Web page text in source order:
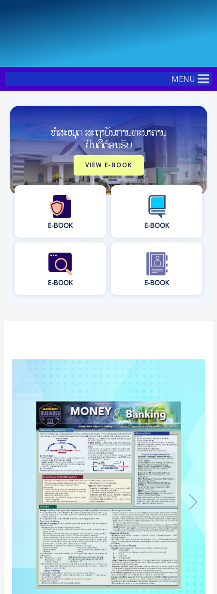
MENU
ຫໍສະໝຸດ ສະຖາບັນການທະນາຄານ
ຍິນດີຕ້ອນຮັບ
VIEW E-BOOK
E-BOOK E-BOOK
E-BOOK E-BOOK